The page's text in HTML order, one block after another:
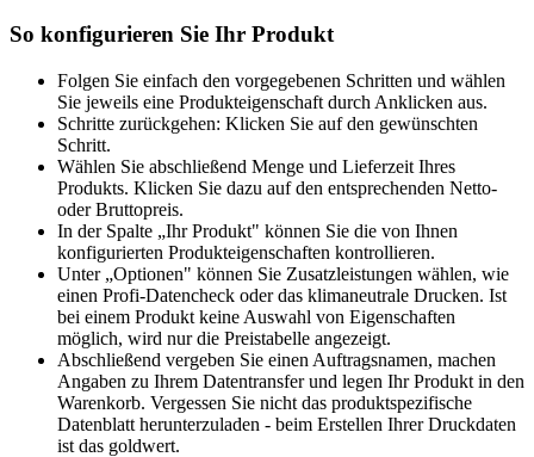
So konfigurieren Sie Ihr Produkt
Folgen Sie einfach den vorgegebenen Schritten und wählen
Sie jeweils eine Produkteigenschaft durch Anklicken aus.
Schritte zurückgehen: Klicken Sie auf den gewünschten
Schritt.
Wählen Sie abschließend Menge und Lieferzeit Ihres
Produkts. Klicken Sie dazu auf den entsprechenden Netto-
oder Bruttopreis.
In der Spalte „Ihr Produkt" können Sie die von Ihnen
konfigurierten Produkteigenschaften kontrollieren.
Unter „Optionen" können Sie Zusatzleistungen wählen, wie
einen Profi-Datencheck oder das klimaneutrale Drucken. Ist
bei einem Produkt keine Auswahl von Eigenschaften
möglich, wird nur die Preistabelle angezeigt.
Abschließend vergeben Sie einen Auftragsnamen, machen
Angaben zu Ihrem Datentransfer und legen Ihr Produkt in den
Warenkorb. Vergessen Sie nicht das produktspezifische
Datenblatt herunterzuladen - beim Erstellen Ihrer Druckdaten
ist das goldwert.